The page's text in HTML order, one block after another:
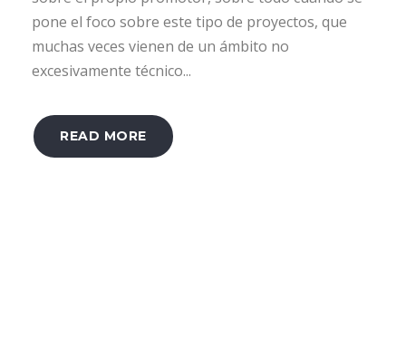
pone el foco sobre este tipo de proyectos, que
muchas veces vienen de un ámbito no
excesivamente técnico...
READ MORE